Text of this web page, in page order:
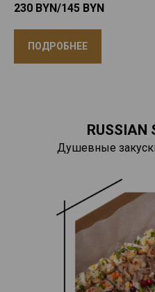
230 BYN/145 BYN
ПОДРОБНЕЕ
RUSSIAN
Душевные